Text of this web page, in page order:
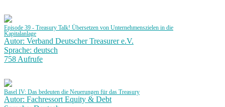
Episode 39 - Treasury Talk! Übersetzen von Unternehmenszielen in die
Kapitalanlage
Autor: Verband Deutscher Treasurer e.V.
Sprache: deutsch
758 Aufrufe
Basel IV: Das bedeuten die Neuerungen für das Treasury
Autor: Fachressort Equity & Debt